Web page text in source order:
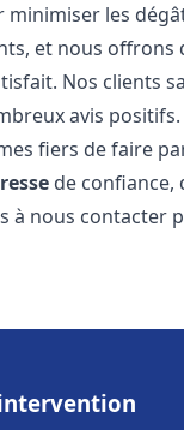
les
et nous offrons
Nos clients
avis
fiers de faire
de confiance,
à nous contacter